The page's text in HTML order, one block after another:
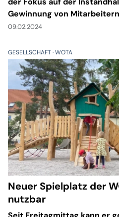
Gewinnung von
09.02.2024
GESELLSCHAFT WOTA
Neuer Spielplatz der
nutzbar